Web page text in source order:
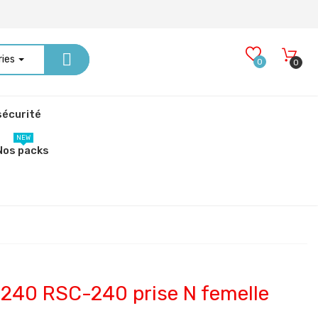
0 0
packs
NEW
RSC-240 prise N femelle